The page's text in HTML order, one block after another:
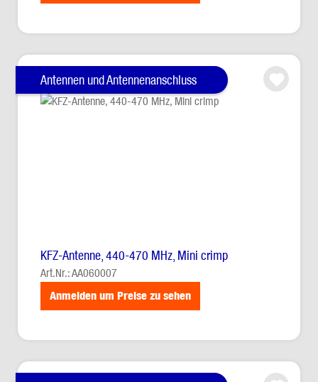
Antennen und Antennenanschluss
KFZ-Antenne, 440-470 MHz, Mini crimp
Art.Nr.: AA060007
Anmelden um Preise zu sehen